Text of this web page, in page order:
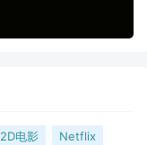
2D电影
Netflix